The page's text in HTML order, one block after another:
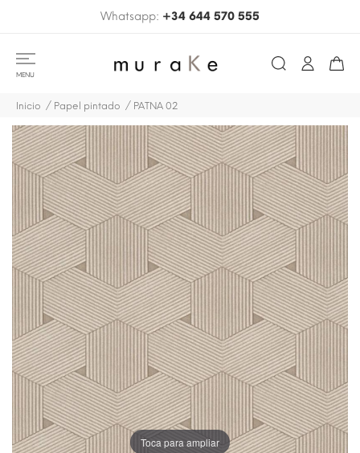
Whatsapp: +34 644 570 555
MENU
Inicio Papel pintado PATNA 02
Toca para ampliar